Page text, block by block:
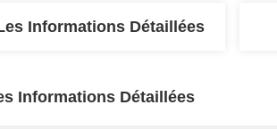
Informations Détaillées
Informations Détaillées